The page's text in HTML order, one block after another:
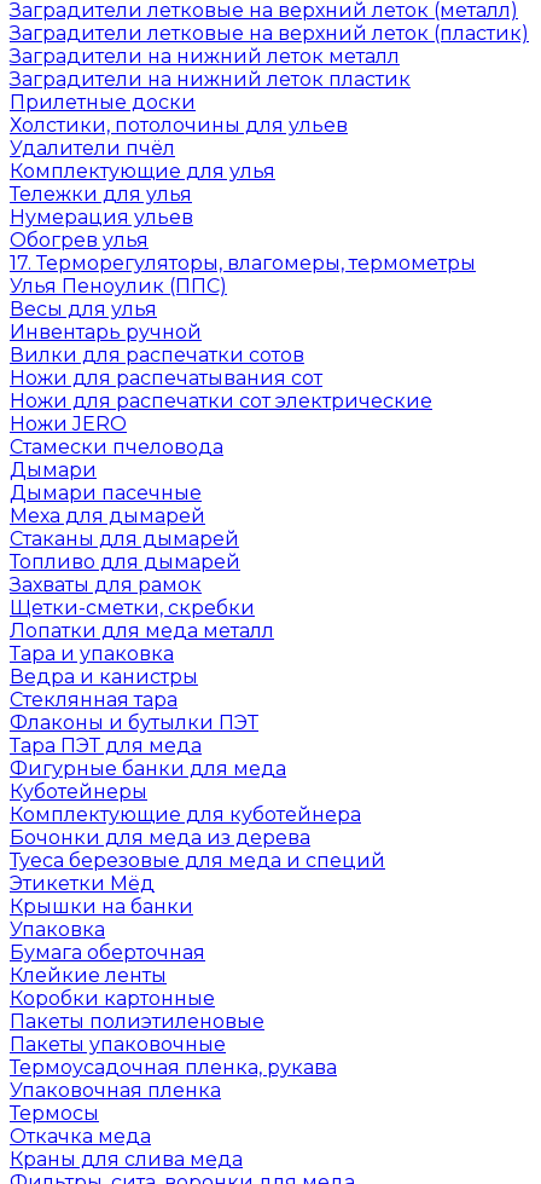
Заградители летковые на верхний леток (металл)
Заградители летковые на верхний леток (пластик)
Заградители на нижний леток металл
Заградители на нижний леток пластик
Прилетные доски
Холстики, потолочины для ульев
Удалители пчёл
Комплектующие для улья
Тележки для улья
Нумерация ульев
Обогрев улья
17. Терморегуляторы, влагомеры, термометры
Улья Пеноулик (ППС)
Весы для улья
Инвентарь ручной
Вилки для распечатки сотов
Ножи для распечатывания сот
Ножи для распечатки сот электрические
Ножи JERO
Стамески пчеловода
Дымари
Дымари пасечные
Меха для дымарей
Стаканы для дымарей
Топливо для дымарей
Захваты для рамок
Щетки-сметки, скребки
Лопатки для меда металл
Тара и упаковка
Ведра и канистры
Стеклянная тара
Флаконы и бутылки ПЭТ
Тара ПЭТ для меда
Фигурные банки для меда
Куботейнеры
Комплектующие для куботейнера
Бочонки для меда из дерева
Туеса березовые для меда и специй
Этикетки Мёд
Крышки на банки
Упаковка
Бумага оберточная
Клейкие ленты
Коробки картонные
Пакеты полиэтиленовые
Пакеты упаковочные
Термоусадочная пленка, рукава
Упаковочная пленка
Термосы
Откачка меда
Краны для слива меда